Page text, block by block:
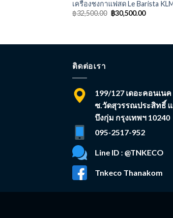
เครื่องชงกาแฟสด Le Barista
฿32,500.00 ฿30,500.00
ติดต่อเรา
199/127 เดอะคอนเน
ซ.วัดสุวรรณประสิทธิ์
บึงกุ่ม กรุงเทพฯ 10240
095-2517-952
Line ID : @TNKECO
Tnkeco Thanakom